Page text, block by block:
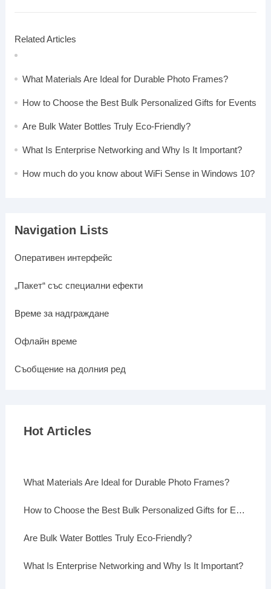
Related Articles
What Materials Are Ideal for Durable Photo Frames?
How to Choose the Best Bulk Personalized Gifts for Events
Are Bulk Water Bottles Truly Eco-Friendly?
What Is Enterprise Networking and Why Is It Important?
How much do you know about WiFi Sense in Windows 10?
Navigation Lists
Оперативен интерфейс
„Пакет“ със специални ефекти
Време за надграждане
Офлайн време
Съобщение на долния ред
Hot Articles
What Materials Are Ideal for Durable Photo Frames?
How to Choose the Best Bulk Personalized Gifts for Events
Are Bulk Water Bottles Truly Eco-Friendly?
What Is Enterprise Networking and Why Is It Important?